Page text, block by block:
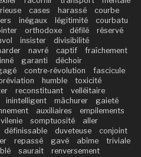
cases harassé
courbe
inégaux légitimité
courbatu
orthodoxe défilé
réservé
insister
divisibilité
navré captif
fraîchement
inné garanti
déchoir
contre-révolution
fascicule
humble
toxicité
reconstituant
velléitaire
inintelligent mâchurer
gaieté
auxiliaires
empilements
vilenie somptuosité
aller
définissable duveteuse
conjoint
repassé gavé abîme
triviale
saurait
renversement